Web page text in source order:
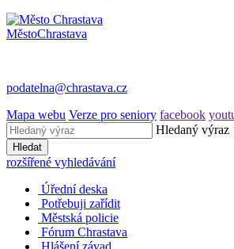
MěstoChrastava
podatelna@chrastava.cz
Mapa webu Verze pro seniory facebook
Hledaný výraz
Hledat
rozšířené vyhledávání
Úřední deska
Potřebuji zařídit
Městská policie
Fórum Chrastava
Hlášení závad